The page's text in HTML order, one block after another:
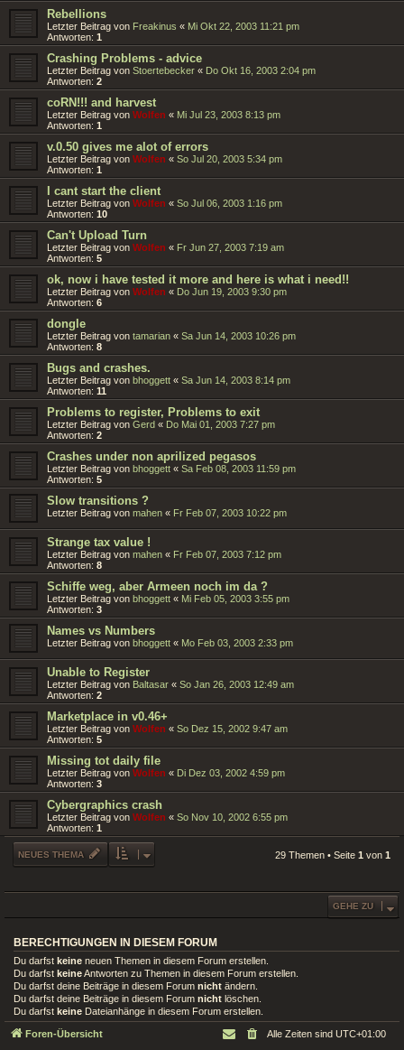
Rebellions
Letzter Beitrag von Freakinus « Mi Okt 22, 2003 11:21 pm
Antworten: 1
Crashing Problems - advice
Letzter Beitrag von Stoertebecker « Do Okt 16, 2003 2:04 pm
Antworten: 2
coRN!!! and harvest
Letzter Beitrag von Wolfen « Mi Jul 23, 2003 8:13 pm
Antworten: 1
v.0.50 gives me alot of errors
Letzter Beitrag von Wolfen « So Jul 20, 2003 5:34 pm
Antworten: 1
I cant start the client
Letzter Beitrag von Wolfen « So Jul 06, 2003 1:16 pm
Antworten: 10
Can't Upload Turn
Letzter Beitrag von Wolfen « Fr Jun 27, 2003 7:19 am
Antworten: 5
ok, now i have tested it more and here is what i need!!
Letzter Beitrag von Wolfen « Do Jun 19, 2003 9:30 pm
Antworten: 6
dongle
Letzter Beitrag von tamarian « Sa Jun 14, 2003 10:26 pm
Antworten: 8
Bugs and crashes.
Letzter Beitrag von bhoggett « Sa Jun 14, 2003 8:14 pm
Antworten: 11
Problems to register, Problems to exit
Letzter Beitrag von Gerd « Do Mai 01, 2003 7:27 pm
Antworten: 2
Crashes under non aprilized pegasos
Letzter Beitrag von bhoggett « Sa Feb 08, 2003 11:59 pm
Antworten: 5
Slow transitions ?
Letzter Beitrag von mahen « Fr Feb 07, 2003 10:22 pm
Strange tax value !
Letzter Beitrag von mahen « Fr Feb 07, 2003 7:12 pm
Antworten: 8
Schiffe weg, aber Armeen noch im da ?
Letzter Beitrag von bhoggett « Mi Feb 05, 2003 3:55 pm
Antworten: 3
Names vs Numbers
Letzter Beitrag von bhoggett « Mo Feb 03, 2003 2:33 pm
Unable to Register
Letzter Beitrag von Baltasar « So Jan 26, 2003 12:49 am
Antworten: 2
Marketplace in v0.46+
Letzter Beitrag von Wolfen « So Dez 15, 2002 9:47 am
Antworten: 5
Missing tot daily file
Letzter Beitrag von Wolfen « Di Dez 03, 2002 4:59 pm
Antworten: 3
Cybergraphics crash
Letzter Beitrag von Wolfen « So Nov 10, 2002 6:55 pm
Antworten: 1
NEUES THEMA 29 Themen • Seite 1 von 1
GEHE ZU
BERECHTIGUNGEN IN DIESEM FORUM
Du darfst keine neuen Themen in diesem Forum erstellen.
Du darfst keineAntworten zu Themen in diesem Forum erstellen.
Du darfst deine Beiträge in diesem Forum nicht ändern.
Du darfst deine Beiträge in diesem Forum nicht löschen.
Du darfst keine Dateianhänge in diesem Forum erstellen.
Foren-Übersicht Alle Zeiten sind UTC+01:00